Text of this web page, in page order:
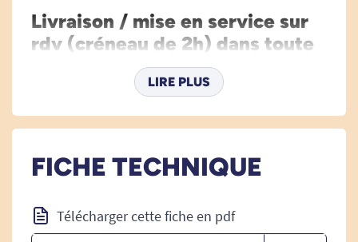
Livraison / mise en service sur
rdv (créneau de 2h) dans toute
la France métropolitaine.
Mise à disposition du siège élévateur de bain
dans votre baignoire et mise en service.
réglages nécessaires, récupération des
emballages. Vérifiez que le siège est bien adapté
à votre baignoire.
LIRE PLUS
FICHE TECHNIQUE
Télécharger cette fiche en pdf